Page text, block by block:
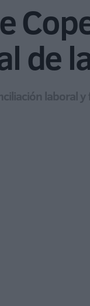
de
laboral y